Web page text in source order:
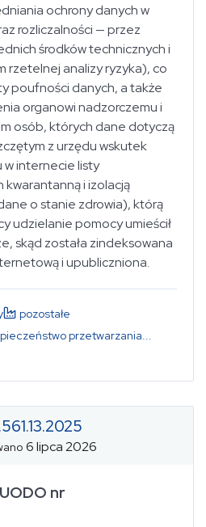
ochrony danych w
rozliczalności — przez
środków technicznych i
rzetelnej analizy ryzyka), co
poufności danych, a także
organowi nadzorczemu i
osób, których dane dotyczą
z urzędu wskutek
w internecie listy
i izolacją
o stanie zdrowia), którą
udzielanie pomocy umieścił
skąd została zindeksowana
i upubliczniona.
pozostałe
przetwarzania...
6 lipca 2026
nr